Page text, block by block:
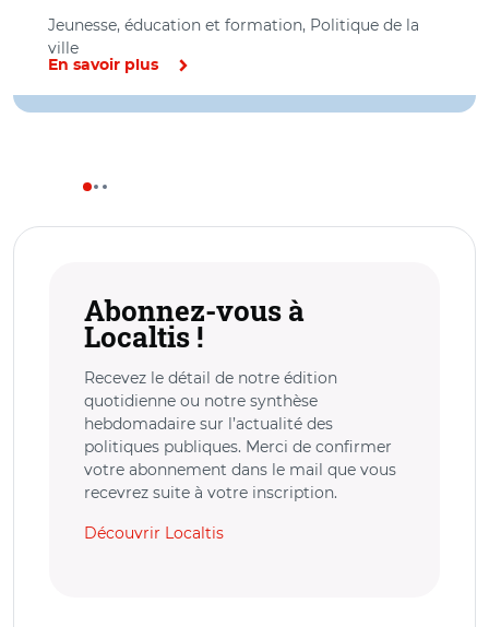
Jeunesse, éducation et formation, Politique de la
ville
En savoir plus
Abonnez-vous à
Localtis !
Recevez le détail de notre édition
quotidienne ou notre synthèse
hebdomadaire sur l’actualité des
politiques publiques. Merci de confirmer
votre abonnement dans le mail que vous
recevrez suite à votre inscription.
Découvrir Localtis